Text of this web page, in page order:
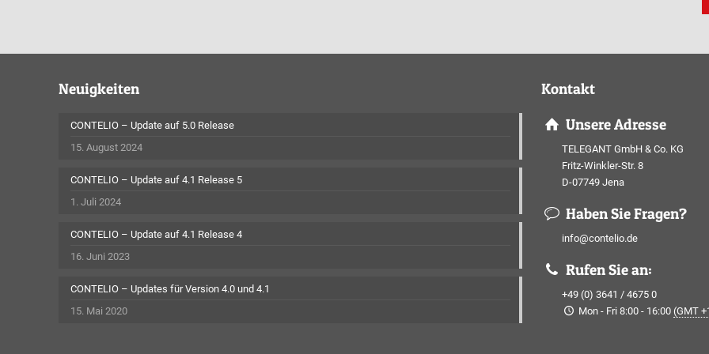
Neuigkeiten
CONTELIO – Update auf 5.0 Release
15. August 2024
CONTELIO – Update auf 4.1 Release 5
1. Juli 2024
CONTELIO – Update auf 4.1 Release 4
16. Juni 2023
CONTELIO – Updates für Version 4.0 und 4.1
15. Mai 2020
Kontakt
Unsere Adresse
TELEGANT GmbH & Co. KG
Fritz-Winkler-Str. 8
D-07749 Jena
Haben Sie Fragen?
info@contelio.de
Rufen Sie an:
+49 (0) 3641 / 4675 0
Mon - Fri 8:00 - 16:00 (GMT